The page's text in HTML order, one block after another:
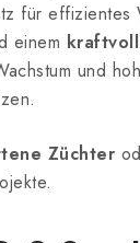
für effizientes
einem
und
Züchter